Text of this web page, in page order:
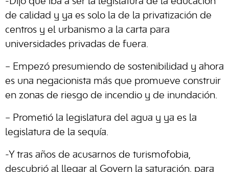
de calidad y ya es solo la de la privatización de
centros y el urbanismo a la carta para
universidades privadas de fuera.
– Empezó presumiendo de sostenibilidad y ahora
es una negacionista más que promueve construir
en zonas de riesgo de incendio y de inundación.
– Prometió la legislatura del agua y ya es la
legislatura de la sequía.
-Y tras años de acusarnos de turismofobia,
descubrió al llegar al Govern la saturación, para